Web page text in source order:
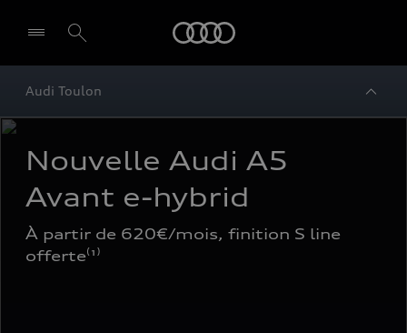
Audi Toulon
Nouvelle Audi A5
Avant e-hybrid
À partir de 620€/mois, finition S line
offerte⁽¹⁾